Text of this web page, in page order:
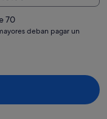
70
deban pagar un